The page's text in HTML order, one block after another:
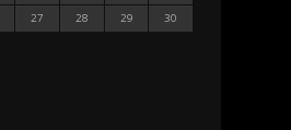
27 28 29
30